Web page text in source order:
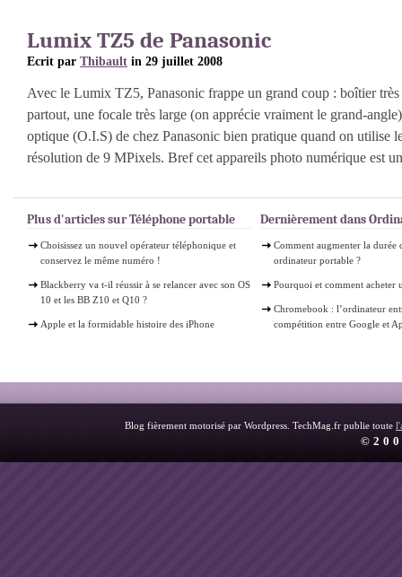
Lumix TZ5 de Panasonic
Ecrit par Thibault in 29 juillet 2008
Avec le Lumix TZ5, Panasonic frappe un grand coup : boîtier très
partout, une focale très large (on apprécie vraiment le grand-
optique (O.I.S) de chez Panasonic bien pratique quand on utilise
résolution de 9 MPixels. Bref cet appareils photo numérique est
Plus d'articles sur Téléphone portable
Choisissez un nouvel opérateur téléphonique et
conservez le même numéro !
Blackberry va t-il réussir à se relancer avec son OS
10 et les BB Z10 et Q10 ?
Apple et la formidable histoire des iPhone
Dernièrement dans
Comment augmenter la durée
ordinateur portable ?
Pourquoi et comment acheter
Chromebook : l’ordinateur
compétition entre Google et
Blog fièrement motorisé par Wordpress. TechMag.fr publie toute